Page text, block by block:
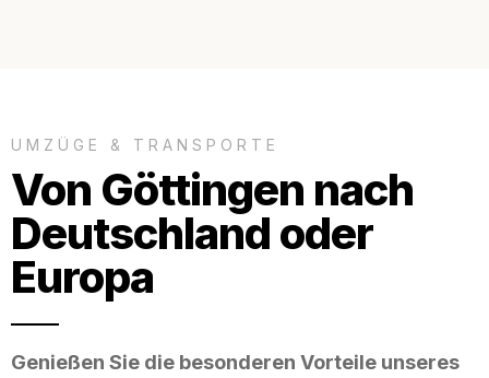
UMZÜGE & TRANSPORTE
Von Göttingen nach
Deutschland oder
Europa
Genießen Sie die besonderen Vorteile unseres